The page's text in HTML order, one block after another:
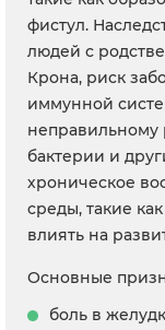
фистул.
людей с
Крона, риск
иммунной
неправильному
бактерии и
хроническое
среды, такие
влиять на
Основные
боль в